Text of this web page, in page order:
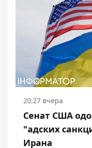
20:27 вчера
Сенат США
"адских
Ирана